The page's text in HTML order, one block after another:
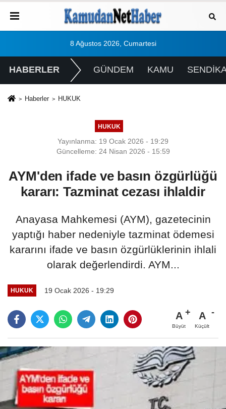
8 Ağustos 2026, Cumartesi
HABERLER GÜNDEM KAMU
Haberler HUKUK
HUKUK
Yayınlanma: 19 Ocak 2026 - 19:29
Güncelleme: 24 Nisan 2026 - 15:59
AYM'den ifade ve basın özgürlüğü
kararı: Tazminat cezası ihlaldir
Anayasa Mahkemesi (AYM), gazetecinin
yaptığı haber nedeniyle tazminat ödemesi
kararını ifade ve basın özgürlüklerinin ihlali
olarak değerlendirdi. AYM...
HUKUK 19 Ocak 2026 - 19:29
A
Büyüt
A
Küçült